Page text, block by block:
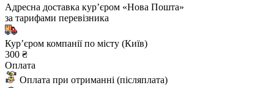
Адресна доставка курʼєром «Нова Пошта»
за тарифами перевізника
Курʼєром компанії по місту (Київ)
300 ₴
Оплата
Оплата при отриманні (післяплата)